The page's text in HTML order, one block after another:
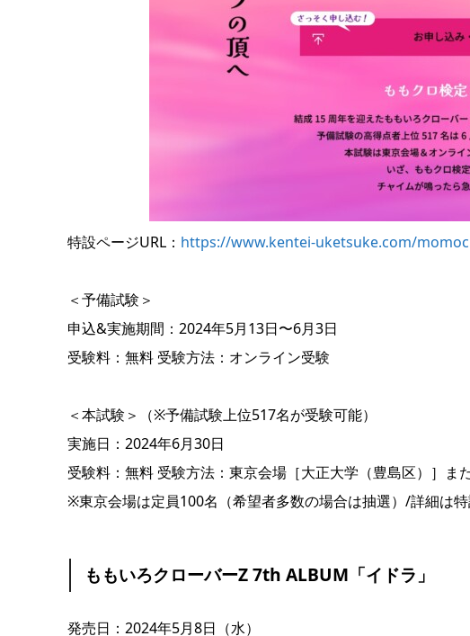
特設ページURL： https://www.kentei-uketsuke.com/
＜予備試験＞
申込&実施期間：2024年5月13日〜6月3日
受験料：無料 受験方法：オンライン受験
＜本試験＞（※予備試験上位517名が受験可能）
実施日：2024年6月30日
受験料：無料 受験方法：東京会場［大正大学（豊島区）］ま
※東京会場は定員100名（希望者多数の場合は抽選）/詳細は特
ももいろクローバーZ 7th ALBUM「イドラ」
発売日：2024年5月8日（水）